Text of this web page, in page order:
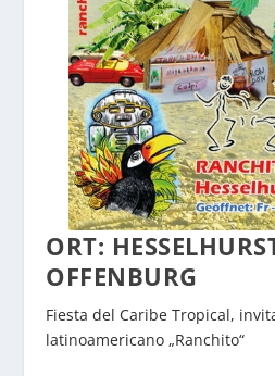
ORT:
OFFENBURG
Fiesta del Caribe Tropical,
latinoamericano „Ranchito“